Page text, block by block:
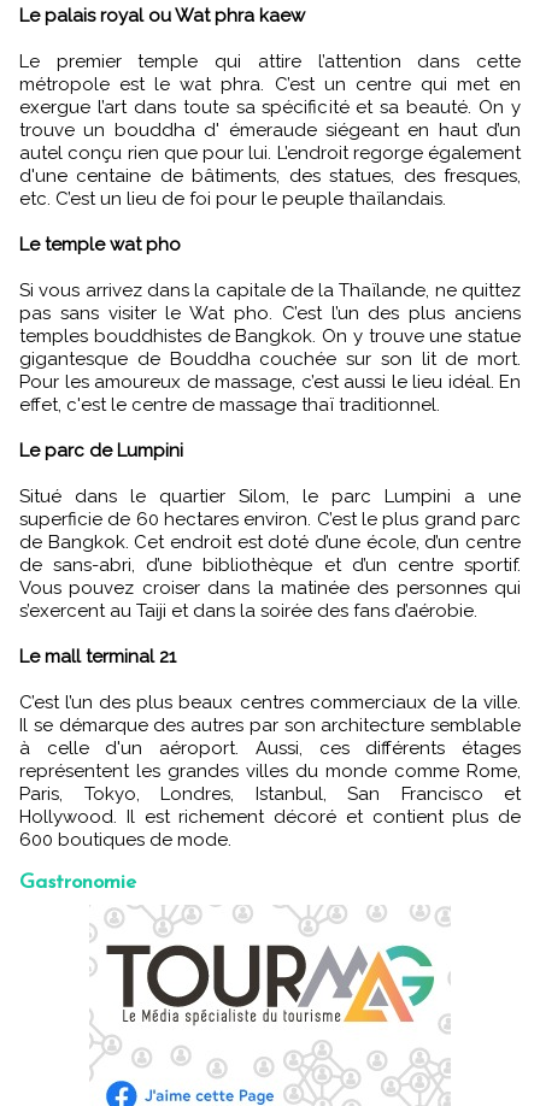
Le palais royal ou Wat phra kaew
Le premier temple qui attire l’attention dans cette
métropole est le wat phra. C’est un centre qui met en
exergue l’art dans toute sa spécificité et sa beauté. On y
trouve un bouddha d' émeraude siégeant en haut d’un
autel conçu rien que pour lui. L’endroit regorge également
d'une centaine de bâtiments, des statues, des fresques,
etc. C’est un lieu de foi pour le peuple thaïlandais.
Le temple wat pho
Si vous arrivez dans la capitale de la Thaïlande, ne quittez
pas sans visiter le Wat pho. C’est l’un des plus anciens
temples bouddhistes de Bangkok. On y trouve une statue
gigantesque de Bouddha couchée sur son lit de mort.
Pour les amoureux de massage, c’est aussi le lieu idéal. En
effet, c'est le centre de massage thaï traditionnel.
Le parc de Lumpini
Situé dans le quartier Silom, le parc Lumpini a une
superficie de 60 hectares environ. C’est le plus grand parc
de Bangkok. Cet endroit est doté d’une école, d’un centre
de sans-abri, d’une bibliothèque et d’un centre sportif.
Vous pouvez croiser dans la matinée des personnes qui
s’exercent au Taiji et dans la soirée des fans d’aérobie.
Le mall terminal 21
C’est l’un des plus beaux centres commerciaux de la ville.
Il se démarque des autres par son architecture semblable
à celle d'un aéroport. Aussi, ces différents étages
représentent les grandes villes du monde comme Rome,
Paris, Tokyo, Londres, Istanbul, San Francisco et
Hollywood. Il est richement décoré et contient plus de
600 boutiques de mode.
Gastronomie